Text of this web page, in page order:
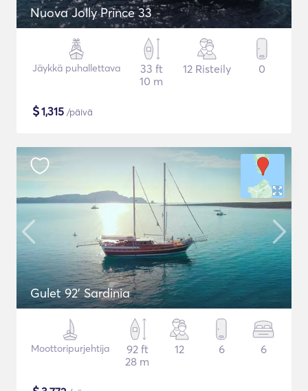
Nuova Jolly Prince 33
Jäykkä puhallettava
33 ft
10 m
12 Risteily 0
$1,315 /päivä
Gulet 92' Sardinia
Moottoripurjehtija
92 ft
28 m
12 6 6